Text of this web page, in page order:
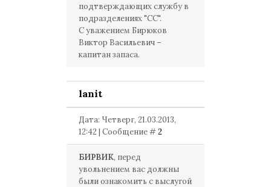
подтверждающих службу в
подразделениях "СС".
С уважением Бирюков
Виктор Васильевич –
капитан запаса.
lanit
Дата: Четверг, 21.03.2013,
12:42 | Сообщение #2
БИРВИК, перед
увольнением вас должны
были ознакомить с выслугой